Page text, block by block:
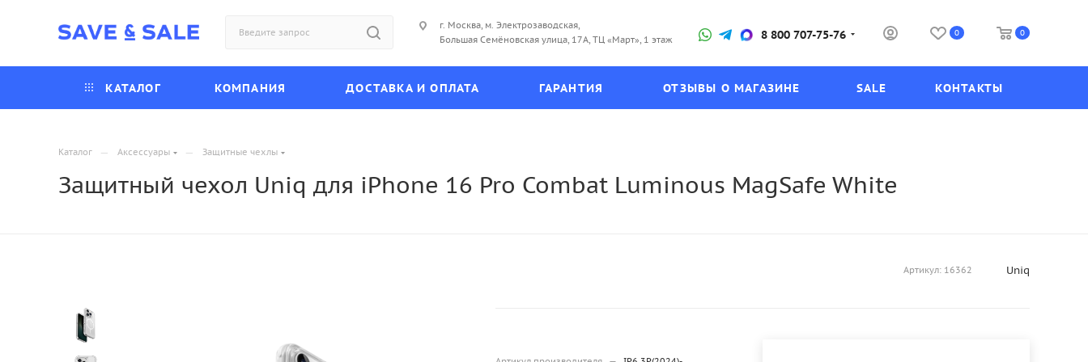
г. Москва, м. Электрозаводская,
Большая Семёновская улица, 17А, ТЦ «Март», 1 этаж
8 800 707-75-76 0 0
КАТАЛОГ КОМПАНИЯ ДОСТАВКА И ОПЛАТА ГАРАНТИЯ ОТЗЫВЫ О МАГАЗИНЕ SALE КОНТАКТЫ
Каталог — Аксессуары — Защитные чехлы
Защитный чехол Uniq для iPhone 16 Pro Combat Luminous MagSafe White
Артикул: 16362 Uniq